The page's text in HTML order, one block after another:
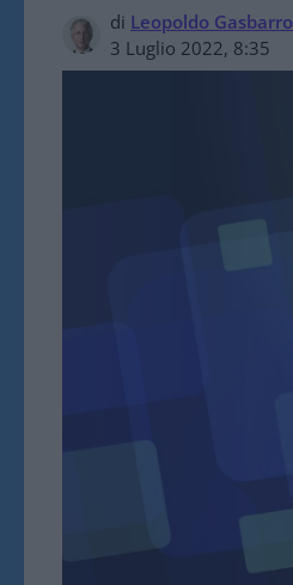
di Leopoldo Gasbarro
3 Luglio 2022, 8:35